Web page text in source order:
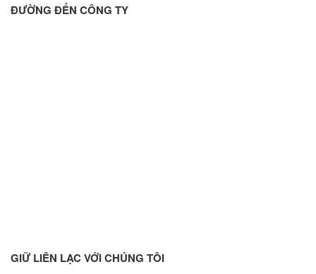
ĐƯỜNG ĐẾN CÔNG TY
GIỮ LIÊN LẠC VỚI CHÚNG TÔI